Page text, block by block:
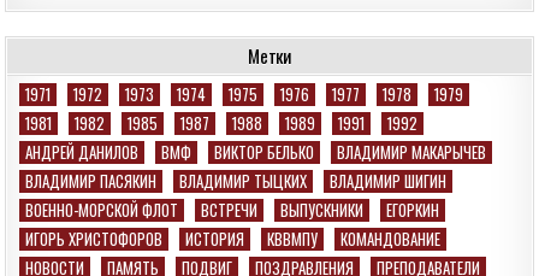
Метки
1971 1972 1973 1974 1975 1976 1977 1978
1979
1981
1982 1985 1987 1988 1989 1991
1992
АНДРЕЙ ДАНИЛОВ
ВМФ ВИКТОР БЕЛЬКО
ВЛАДИМИР МАКАРЫЧЕВ
ВЛАДИМИР ПАСЯКИН
ВЛАДИМИР ТЫЦКИХ
ВЛАДИМИР ШИГИН
ВОЕННО-МОРСКОЙ ФЛОТ
ВСТРЕЧИ ВЫПУСКНИКИ
ЕГОРКИН
ИГОРЬ ХРИСТОФОРОВ
ИСТОРИЯ КВВМПУ
КОМАНДОВАНИЕ
НОВОСТИ
ПАМЯТЬ ПОДВИГ ПОЗДРАВЛЕНИЯ ПРЕПОДАВАТЕЛИ